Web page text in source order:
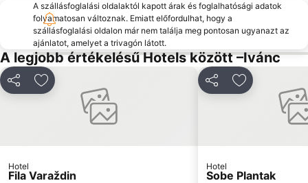
A szállásfoglalási oldalaktól kapott árak és foglalhatósági adatok
folyamatosan változnak. Emiatt előfordulhat, hogy a
szállásfoglalási oldalon már nem találja meg pontosan ugyanazt az
ajánlatot, amelyet a trivagón látott.
A legjobb értékelésű Hotels között –Ivánc
MegosztásHozzáadás a kedvencekhez
Hotel
Fila Varaždin
MegosztásHozzáadás
Hotel
Sobe Plantak